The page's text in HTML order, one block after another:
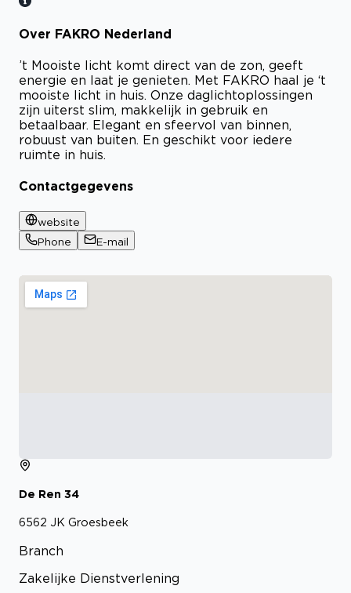
Over FAKRO Nederland
’t Mooiste licht komt direct van de zon, geeft
energie en laat je genieten. Met FAKRO haal je ‘t
mooiste licht in huis. Onze daglichtoplossingen
zijn uiterst slim, makkelijk in gebruik en
betaalbaar. Elegant en sfeervol van binnen,
robuust van buiten. En geschikt voor iedere
ruimte in huis.
Contactgegevens
website
Phone
E-mail
De Ren 34
6562 JK Groesbeek
Branch
Zakelijke Dienstverlening